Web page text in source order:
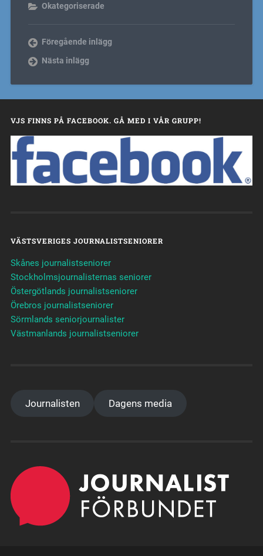
Okategoriserade
Föregående inlägg
Nästa inlägg
VJS FINNS PÅ FACEBOOK. GÅ MED I VÅR GRUPP!
VÄSTSVERIGES JOURNALISTSENIORER
Skånes journalistseniorer
Stockholmsjournalisternas seniorer
Östergötlands journalistseniorer
Örebros journalistseniorer
Sörmlands seniorjournalister
Västmanlands journalistseniorer
Journalisten Dagens media